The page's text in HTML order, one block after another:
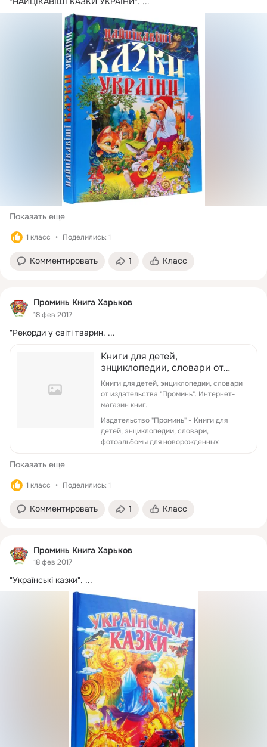
Показать еще
1 класс Поделились: 1
Комментировать 1 Класс
Проминь Книга Харьков
18 фев 2017
"Рекорди у світі тварин. ...
Книги для детей,
энциклопедии, словари от
издательства "Проминь"
Книги для детей, энциклопедии, словари
от издательства "Проминь". Интернет-
магазин книг.
Издательство "Проминь" - Книги для
детей, энциклопедии, словари,
фотоальбомы для новорожденных
Показать еще
1 класс Поделились: 1
Комментировать 1 Класс
Проминь Книга Харьков
18 фев 2017
"Українські казки". ...